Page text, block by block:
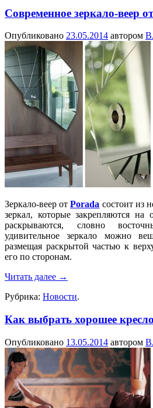
Современное зеркало-веер
Опубликовано 23.05.2014 автором
Зеркало-веер отPorada состоит из
зеркал, которые закрепляются
раскрываются, словно
удивительное зеркало можно
размещая раскрытой частью к
его по сторонам.
Читать далее →
Рубрика: Новости.
Как выбрать хорошее
Опубликовано 13.05.2014 автором